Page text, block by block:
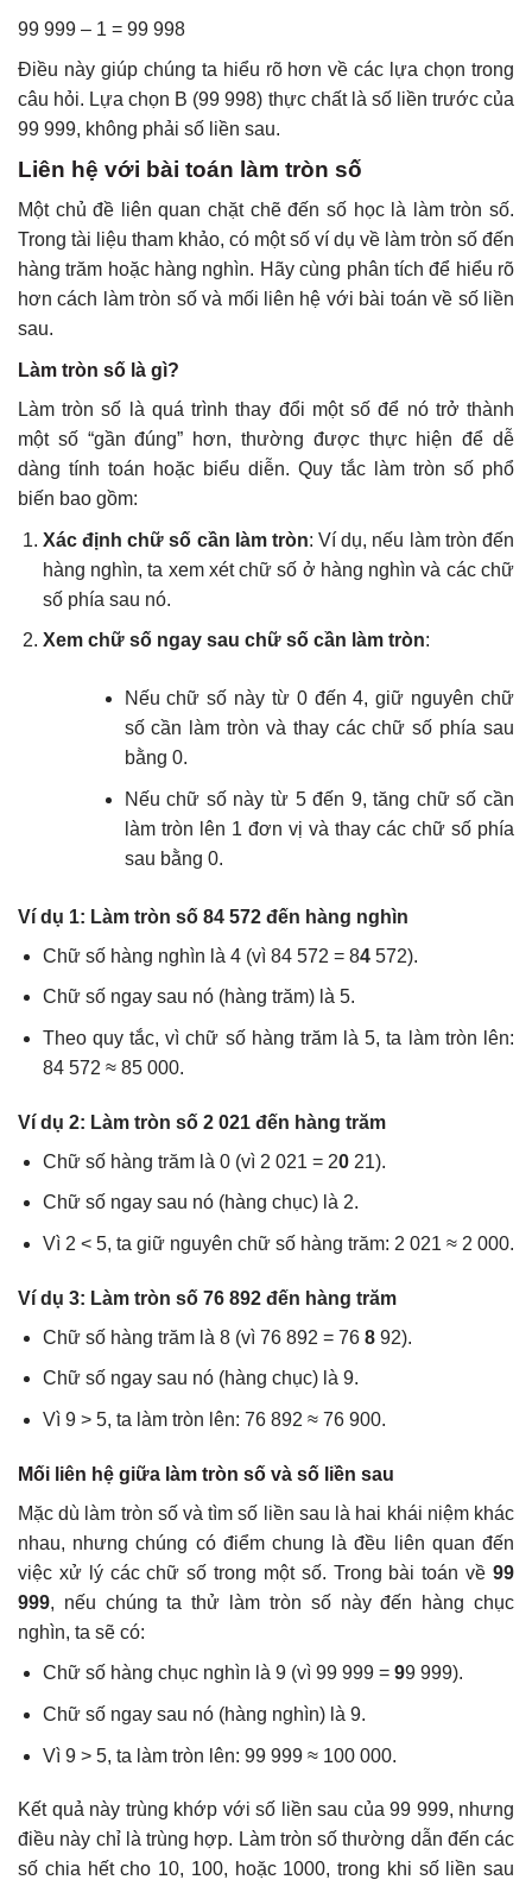
99 999 – 1 = 99 998
Điều này giúp chúng ta hiểu rõ hơn về các lựa chọn trong
câu hỏi. Lựa chọn B (99 998) thực chất là số liền trước của
99 999, không phải số liền sau.
Liên hệ với bài toán làm tròn số
Một chủ đề liên quan chặt chẽ đến số học là làm tròn số.
Trong tài liệu tham khảo, có một số ví dụ về làm tròn số đến
hàng trăm hoặc hàng nghìn. Hãy cùng phân tích để hiểu rõ
hơn cách làm tròn số và mối liên hệ với bài toán về số liền
sau.
Làm tròn số là gì?
Làm tròn số là quá trình thay đổi một số để nó trở thành
một số “gần đúng” hơn, thường được thực hiện để dễ
dàng tính toán hoặc biểu diễn. Quy tắc làm tròn số phổ
biến bao gồm:
Xác định chữ số cần làm tròn: Ví dụ, nếu làm tròn đến
hàng nghìn, ta xem xét chữ số ở hàng nghìn và các chữ
số phía sau nó.
Xem chữ số ngay sau chữ số cần làm tròn:
Nếu chữ số này từ 0 đến 4, giữ nguyên chữ
số cần làm tròn và thay các chữ số phía sau
bằng 0.
Nếu chữ số này từ 5 đến 9, tăng chữ số cần
làm tròn lên 1 đơn vị và thay các chữ số phía
sau bằng 0.
Ví dụ 1: Làm tròn số 84 572 đến hàng nghìn
Chữ số hàng nghìn là 4 (vì 84 572 = 84572).
Chữ số ngay sau nó (hàng trăm) là 5.
Theo quy tắc, vì chữ số hàng trăm là 5, ta làm tròn lên:
84 572 ≈ 85 000.
Ví dụ 2: Làm tròn số 2 021 đến hàng trăm
Chữ số hàng trăm là 0 (vì 2 021 = 2021).
Chữ số ngay sau nó (hàng chục) là 2.
Vì 2 < 5, ta giữ nguyên chữ số hàng trăm: 2 021 ≈ 2 000.
Ví dụ 3: Làm tròn số 76 892 đến hàng trăm
Chữ số hàng trăm là 8 (vì 76 892 = 76 892).
Chữ số ngay sau nó (hàng chục) là 9.
Vì 9 > 5, ta làm tròn lên: 76 892 ≈ 76 900.
Mối liên hệ giữa làm tròn số và số liền sau
Mặc dù làm tròn số và tìm số liền sau là hai khái niệm khác
nhau, nhưng chúng có điểm chung là đều liên quan đến
việc xử lý các chữ số trong một số. Trong bài toán về 99
999, nếu chúng ta thử làm tròn số này đến hàng chục
nghìn, ta sẽ có:
Chữ số hàng chục nghìn là 9 (vì 99 999 = 99 999).
Chữ số ngay sau nó (hàng nghìn) là 9.
Vì 9 > 5, ta làm tròn lên: 99 999 ≈ 100 000.
Kết quả này trùng khớp với số liền sau của 99 999, nhưng
điều này chỉ là trùng hợp. Làm tròn số thường dẫn đến các
số chia hết cho 10, 100, hoặc 1000, trong khi số liền sau